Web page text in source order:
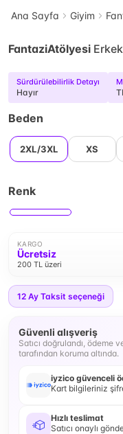
Ana Sayfa Giyim
FantaziAtölyesi
Sürdürülebilirlik Detayı
Hayır
Beden
2XL/3XL XS
Renk
KARGO
Ücretsiz
200 TL üzeri
12 Ay Taksit seçeneği
Güvenli alışveriş
Satıcı doğrulandı, ödeme
tarafından koruma altında.
iyzico güvenceli
Kart bilgileriniz
Hızlı teslimat
Satıcı onaylı